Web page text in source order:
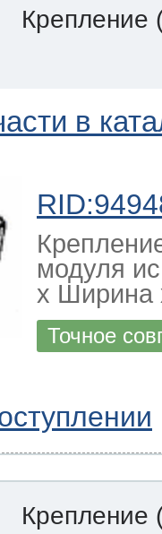
Крепление
в
модуля
х Ширина
Точное
Крепление